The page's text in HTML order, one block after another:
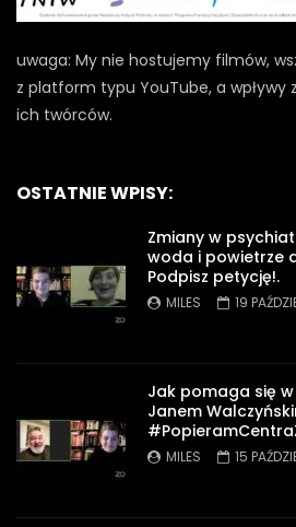
uwaga: My nie hostujemy filmów,
z platform typu YouTube, a
ich twórców.
OSTATNIE WPISY:
Zmiany w
woda i powietrze
Podpisz petycję!.
MILES 19
Jak pomaga się
Janem
MILES 15